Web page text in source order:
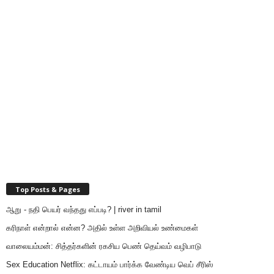
Top Posts & Pages
ஆறு - நதி பெயர் வந்தது எப்படி? | river in tamil
கரிநாள் என்றால் என்ன? அதில் உள்ள அறிவியல் உண்மைகள்
வாலையம்மன்: சித்தர்களின் ரகசிய பெண் தெய்வம் வழிபாடு
Sex Education Netflix: கட்டாயம் பார்க்க வேண்டிய வெப் சீரிஸ்